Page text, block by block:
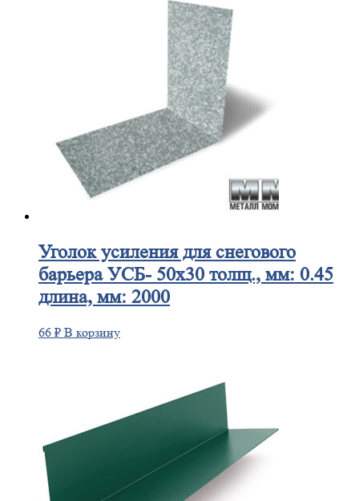
Уголокусиления для снегового
барьера УСБ- 50х30 толщ., мм: 0.45
длина, мм: 2000
66 ₽ В корзину